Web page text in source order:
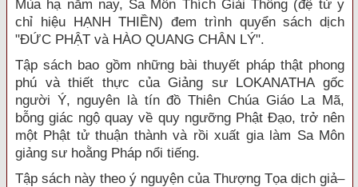
Mùa hạ năm nay, Sa Môn Thích Giải Thông (đệ tử y
chỉ hiệu HẠNH THIỀN) đem trình quyển sách dịch
"ÐỨC PHẬT và HÀO QUANG CHÂN LÝ".
Tập sách bao gồm những bài thuyết pháp thật phong
phú và thiết thực của Giảng sư LOKANATHA gốc
người Ý, nguyên là tín đồ Thiên Chúa Giáo La Mã,
bỗng giác ngộ quay về quy ngưỡng Phật Ðạo, trở nên
một Phật tử thuận thành và rồi xuất gia làm Sa Môn
giảng sư hoằng Pháp nổi tiếng.
Tập sách này theo ý nguyện của Thượng Tọa dịch giả–